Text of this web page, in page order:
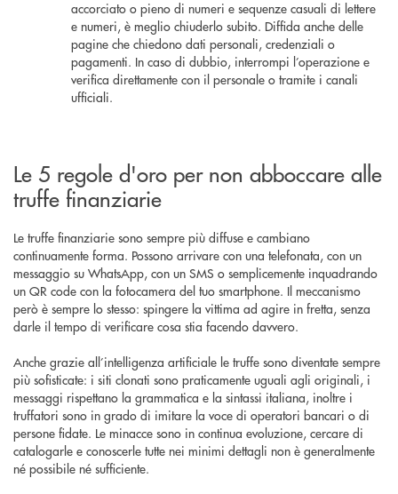
accorciato o pieno di numeri e sequenze casuali di lettere
e numeri, è meglio chiuderlo subito. Diffida anche delle
pagine che chiedono dati personali, credenziali o
pagamenti. In caso di dubbio, interrompi l’operazione e
verifica direttamente con il personale o tramite i canali
ufficiali.
Le 5 regole d'oro per non abboccare alle
truffe finanziarie
Le truffe finanziarie sono sempre più diffuse e cambiano
continuamente forma. Possono arrivare con una telefonata, con un
messaggio su WhatsApp, con un SMS o semplicemente inquadrando
un QR code con la fotocamera del tuo smartphone. Il meccanismo
però è sempre lo stesso: spingere la vittima ad agire in fretta, senza
darle il tempo di verificare cosa stia facendo davvero.
Anche grazie all’intelligenza artificiale le truffe sono diventate sempre
più sofisticate: i siti clonati sono praticamente uguali agli originali, i
messaggi rispettano la grammatica e la sintassi italiana, inoltre i
truffatori sono in grado di imitare la voce di operatori bancari o di
persone fidate. Le minacce sono in continua evoluzione, cercare di
catalogarle e conoscerle tutte nei minimi dettagli non è generalmente
né possibile né sufficiente.